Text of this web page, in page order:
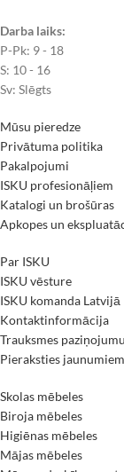
Darba laiks:
P-Pk: 9 - 18
S: 10 - 16
Sv: Slēgts
Mūsu pieredze
Privātuma politika
Pakalpojumi
ISKU profesionāļiem
Katalogi un brošūras
Apkopes un
Par ISKU
ISKU vēsture
ISKU komanda Latvijā
Kontaktinformācija
Trauksmes
Pieraksties jaunumiem
Skolas mēbeles
Biroja mēbeles
Higiēnas mēbeles
Mājas mēbeles